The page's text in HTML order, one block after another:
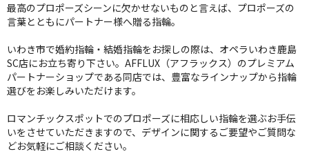
最高のプロポーズシーンに欠かせないものと言えば、プロポーズの
言葉とともにパートナー様へ贈る指輪。
いわき市で婚約指輪・結婚指輪をお探しの際は、オペラいわき鹿島
SC店にお立ち寄り下さい。AFFLUX（アフラックス）のプレミアム
パートナーショップである同店では、豊富なラインナップから指輪
選びをお楽しみいただけます。
ロマンチックスポットでのプロポーズに相応しい指輪を選ぶお手伝
いをさせていただきますので、デザインに関するご要望やご質問な
どお気軽にご相談ください。